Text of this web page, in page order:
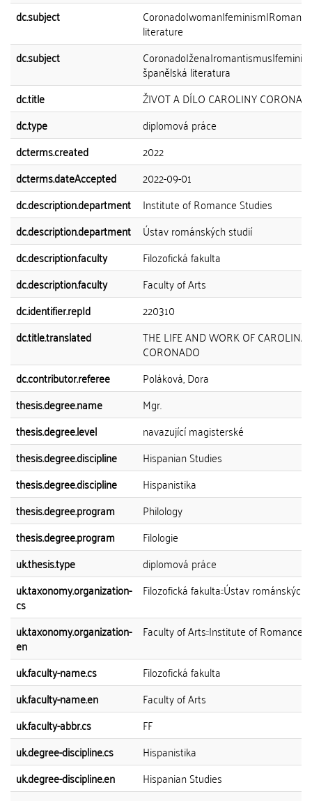
dc.subject
literature
dc.subject
španělská literatura
dc.title
ŽIVOT A DÍLO CAROLINY
dc.type
diplomová práce
dcterms.created
2022
dcterms.dateAccepted
2022-09-01
dc.description.department
Institute of Romance Studies
dc.description.department
Ústav románských studií
dc.description.faculty
Filozofická fakulta
dc.description.faculty
Faculty of Arts
dc.identifier.repId
220310
dc.title.translated
THE LIFE AND WORK OF CAROLINA
CORONADO
dc.contributor.referee
Poláková, Dora
thesis.degree.name
Mgr.
thesis.degree.level
navazující magisterské
thesis.degree.discipline
Hispanian Studies
thesis.degree.discipline
Hispanistika
thesis.degree.program
Philology
thesis.degree.program
Filologie
uk.thesis.type
diplomová práce
uk.taxonomy.organization-
cs
Filozofická fakulta::Ústav románských
uk.taxonomy.organization-
en
Faculty of Arts::Institute of Romance
uk.faculty-name.cs
Filozofická fakulta
uk.faculty-name.en
Faculty of Arts
uk.faculty-abbr.cs
FF
uk.degree-discipline.cs
Hispanistika
uk.degree-discipline.en
Hispanian Studies